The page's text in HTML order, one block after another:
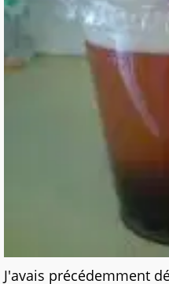
J'avais précédemment